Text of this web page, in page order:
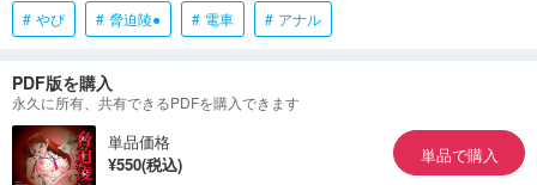
やぴ 脅迫陵● 電車 アナル
PDF版を購入
永久に所有、共有できるPDFを購入できます
単品価格
¥550(税込)
単品で購入